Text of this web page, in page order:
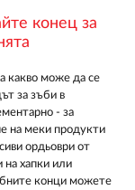
конец за
какво може да се
за зъби в
- за
на меки продукти
ордьоври от
на хапки или
конци можете